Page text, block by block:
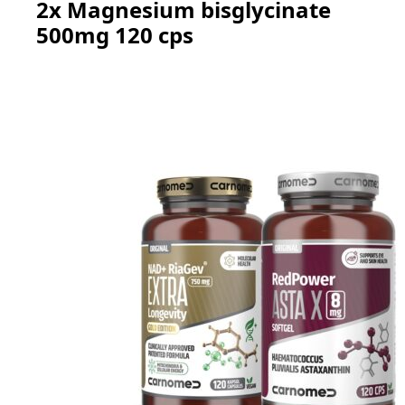
625,80 Kč.506,90 Kč.
2x Magnesium bisglycinate
500mg 120 cps